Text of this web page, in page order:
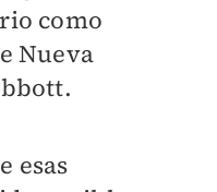
como
Nueva
esas